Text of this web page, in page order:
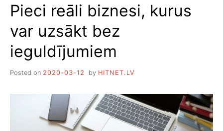
Pieci reāli biznesi, kurus
var uzsākt bez
ieguldījumiem
Posted on 2020-03-12 by HITNET.LV